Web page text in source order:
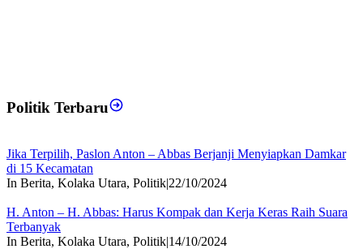
Politik Terbaru
Jika Terpilih, Paslon Anton – Abbas Berjanji Menyiapkan Damkar
di 15 Kecamatan
In Berita, Kolaka Utara, Politik|22/10/2024
H. Anton – H. Abbas: Harus Kompak dan Kerja Keras Raih Suara
Terbanyak
In Berita, Kolaka Utara, Politik|14/10/2024